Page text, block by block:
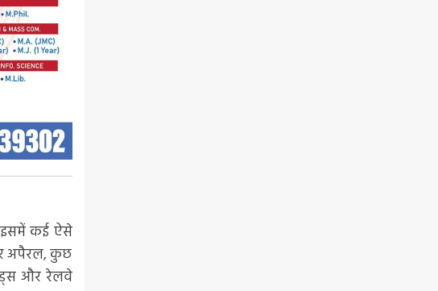
इसमें कई ऐसे
अपैरल, कुछ
और रेलवे